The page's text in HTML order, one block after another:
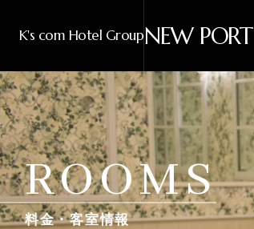
K's com Hotel GroupNEW PORT
ROOMS
料金・客室情報